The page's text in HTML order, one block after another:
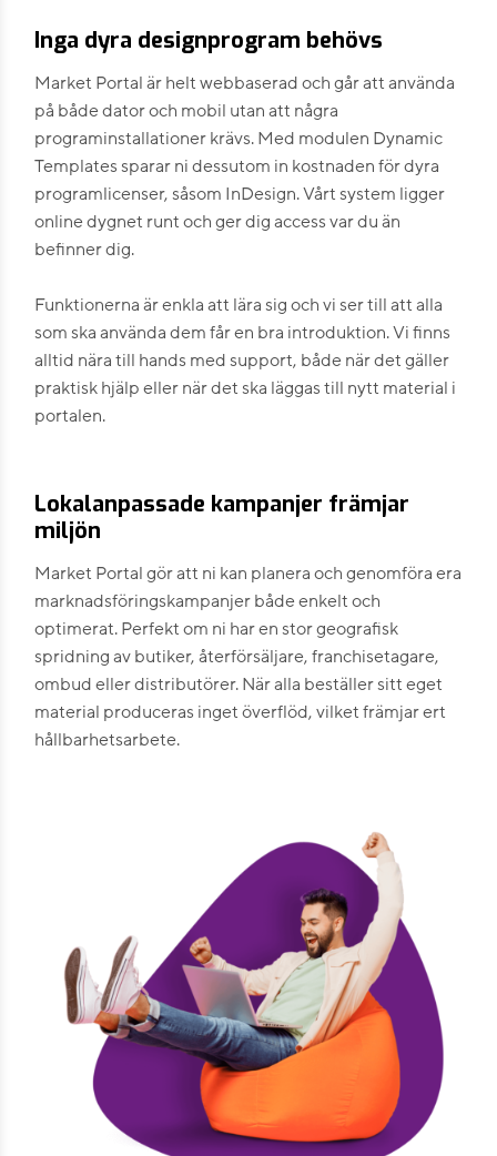
Inga dyra designprogram behövs
Market Portal är helt webbaserad och går att använda
på både dator och mobil utan att några
programinstallationer krävs. Med modulen Dynamic
Templates sparar ni dessutom in kostnaden för dyra
programlicenser, såsom InDesign. Vårt system ligger
online dygnet runt och ger dig access var du än
befinner dig.
Funktionerna är enkla att lära sig och vi ser till att alla
som ska använda dem får en bra introduktion. Vi finns
alltid nära till hands med support, både när det gäller
praktisk hjälp eller när det ska läggas till nytt material i
portalen.
Lokalanpassade kampanjer främjar
miljön
Market Portal gör att ni kan planera och genomföra era
marknadsföringskampanjer både enkelt och
optimerat. Perfekt om ni har en stor geografisk
spridning av butiker, återförsäljare, franchisetagare,
ombud eller distributörer. När alla beställer sitt eget
material produceras inget överflöd, vilket främjar ert
hållbarhetsarbete.